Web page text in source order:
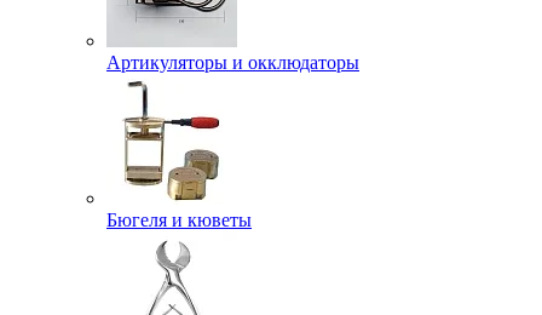
Артикуляторы и окклюдаторы
Бюгеля и кюветы